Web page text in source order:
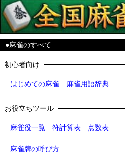
●麻雀のすべて
初心者向け
はじめての麻雀 麻雀用語辞典
お役立ちツール
麻雀役一覧 符計算表 点数表
麻雀牌の呼び方